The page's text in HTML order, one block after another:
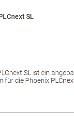
SL
SL ist ein
für die Phoenix